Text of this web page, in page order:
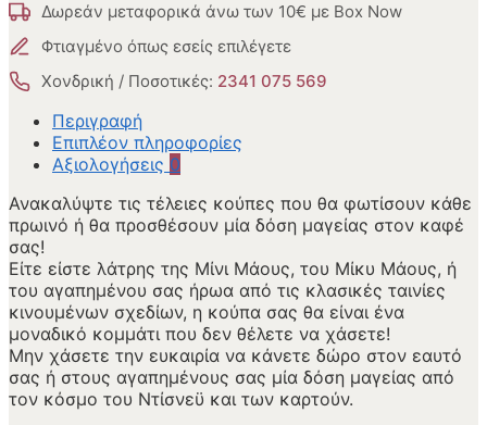
Δωρεάν μεταφορικά άνω των 10€ με Box Now
Φτιαγμένο όπως εσείς επιλέγετε
Χονδρική / Ποσοτικές: 2341 075 569
Περιγραφή
Επιπλέον πληροφορίες
Αξιολογήσεις 0
Ανακαλύψτε τις τέλειες κούπες που θα φωτίσουν κάθε
πρωινό ή θα προσθέσουν μία δόση μαγείας στον καφέ
σας!
Είτε είστε λάτρης της Μίνι Μάους, του Μίκυ Μάους, ή
του αγαπημένου σας ήρωα από τις κλασικές ταινίες
κινουμένων σχεδίων, η κούπα σας θα είναι ένα
μοναδικό κομμάτι που δεν θέλετε να χάσετε!
Μην χάσετε την ευκαιρία να κάνετε δώρο στον εαυτό
σας ή στους αγαπημένους σας μία δόση μαγείας από
τον κόσμο του Ντίσνεϋ και των καρτούν.